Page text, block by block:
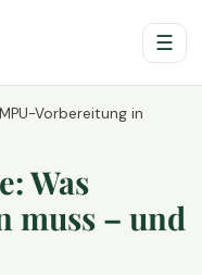
☰
Vorbereitung in
Was
muss – und